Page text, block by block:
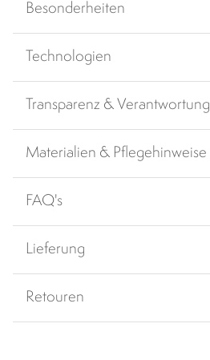
Besonderheiten
Technologien
Transparenz & Verantwortung
Materialien & Pflegehinweise
FAQ's
Lieferung
Retouren